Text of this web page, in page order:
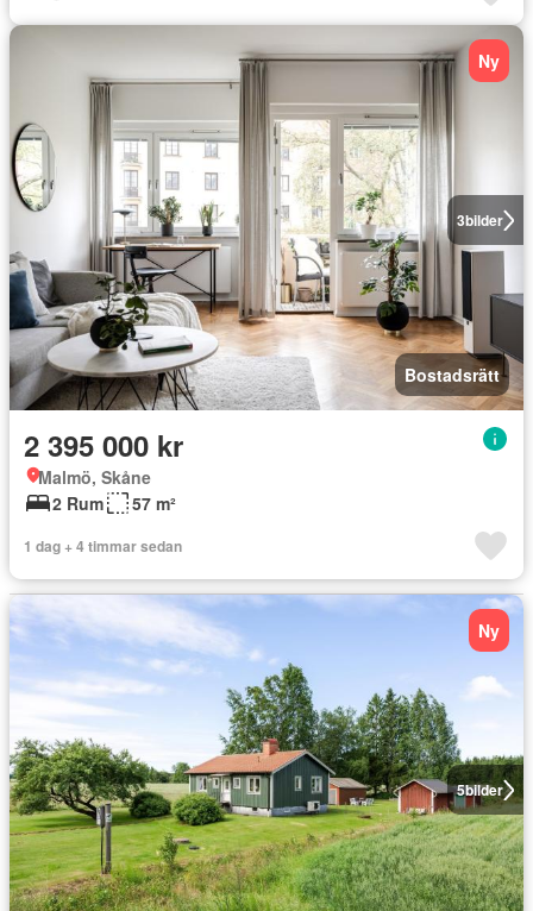
3bilder
Ny
Bostadsrätt
2 395 000 kr
Malmö, Skåne
2 Rum
57 m²
1 dag + 4 timmar sedan
5bilder
Ny